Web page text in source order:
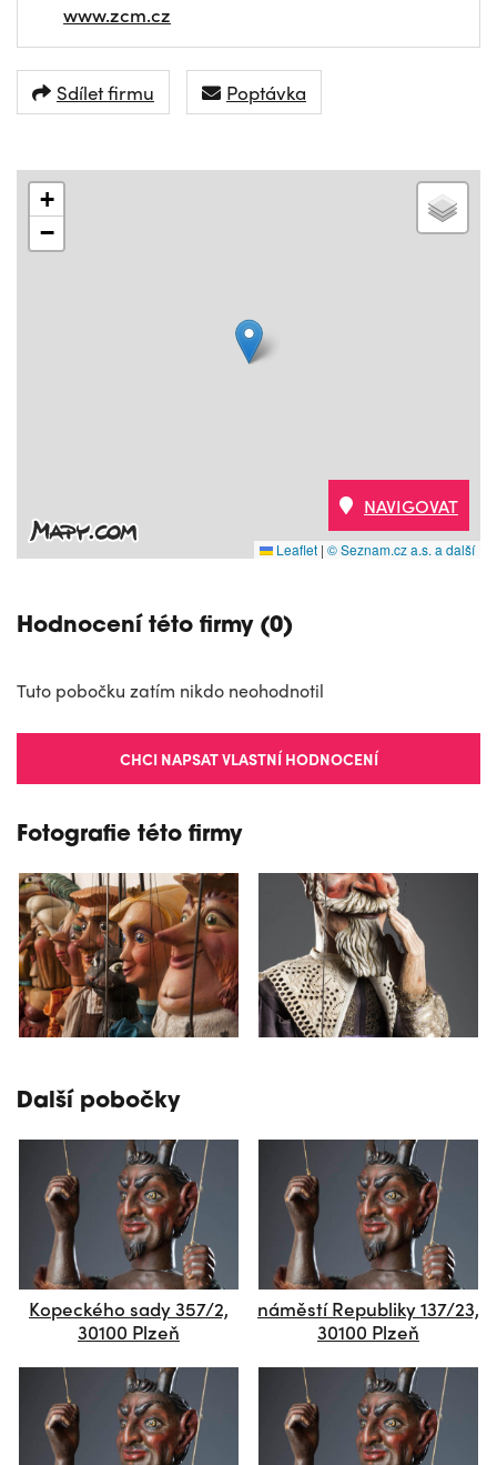
www.zcm.cz
Sdílet firmu Poptávka
+
−
Leaflet | © Seznam.cz a.s. a další
NAVIGOVAT
Hodnocení této firmy (0)
Tuto pobočku zatím nikdo neohodnotil
CHCI NAPSAT VLASTNÍ HODNOCENÍ
Fotografie této firmy
Další pobočky
Kopeckého sady 357/2,
30100 Plzeň
náměstí Republiky 137/23,
30100 Plzeň